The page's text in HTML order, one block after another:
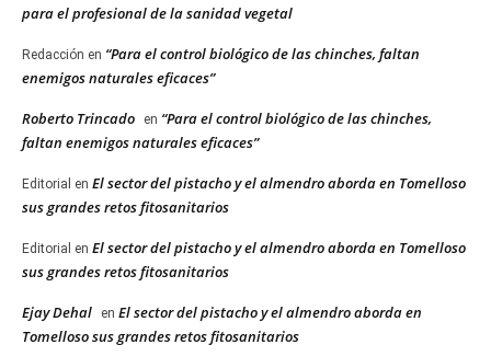
para el profesional de la sanidad vegetal
Redacción en “Para el control biológico de las chinches, faltan
enemigos naturales eficaces”
Roberto Trincado en “Para el control biológico de las chinches,
faltan enemigos naturales eficaces”
Editorial en El sector del pistacho y el almendro aborda en Tomelloso
sus grandes retos fitosanitarios
Editorial en El sector del pistacho y el almendro aborda en Tomelloso
sus grandes retos fitosanitarios
Ejay Dehal en El sector del pistacho y el almendro aborda en
Tomelloso sus grandes retos fitosanitarios